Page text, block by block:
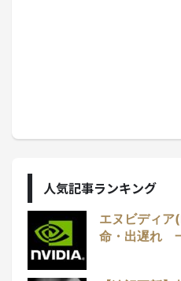
人気記事ランキング
エヌビディ
命・出遅れ